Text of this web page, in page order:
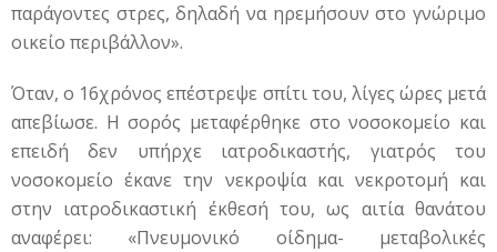
παράγοντες στρες, δηλαδή να ηρεμήσουν στο γνώριμο
οικείο περιβάλλον».
Όταν, ο 16χρόνος επέστρεψε σπίτι του, λίγες ώρες μετά
απεβίωσε. Η σορός μεταφέρθηκε στο νοσοκομείο και
επειδή δεν υπήρχε ιατροδικαστής, γιατρός του
νοσοκομείο έκανε την νεκροψία και νεκροτομή και
στην ιατροδικαστική έκθεσή του, ως αιτία θανάτου
αναφέρει: «Πνευμονικό οίδημα- μεταβολικές